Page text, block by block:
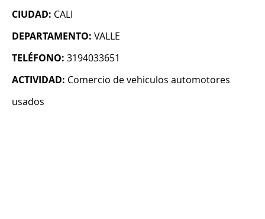
CIUDAD: CALI
DEPARTAMENTO: VALLE
TELÉFONO: 3194033651
ACTIVIDAD: Comercio de vehiculos automotores
usados